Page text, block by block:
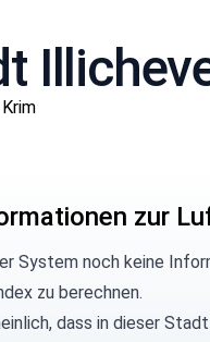
zur
System noch keine
zu berechnen.
dass in dieser